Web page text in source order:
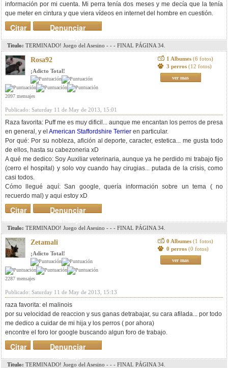
información por mi cuenta. Mi perra tenía dos meses y me decía que la tenía
que meter en cintura y que viera vídeos en internet del hombre en cuestión.
Denunciar
mensaje
Citar
Titulo: TERMINADO! Juego del Asesino - - - FINAL PÁGINA 34.
Rosa92
¡Adicto Total!
2097 mensajes
1 Albumes (6 fotos)
3 perros (12 fotos)
ver mas
Publicado: Saturday 11 de May de 2013, 15:01
Raza favorita: Puff me es muy dificil... aunque me encantan los perros de presa
en general, y el American Staffordshire Terrier en particular.
Por qué: Por su nobleza, afición al deporte, caracter, estetica... me gusta todo
de ellos, hasta su cabezoneria xD
A qué me dedico: Soy Auxiliar veterinaria, aunque ya he perdido mi trabajo fijo
(cerro el hospital) y solo voy cuando hay cirugias... putada de la crisis, como
casi todos.
Cómo llegué aquí: San google, quería información sobre un tema ( no
recuerdo mal) y aqui estoy xD
Denunciar
mensaje
Citar
Titulo: TERMINADO! Juego del Asesino - - - FINAL PÁGINA 34.
Zetamali
¡Adicto Total!
2287 mensajes
0 Albumes (1 fotos)
0 perros (0 fotos)
ver mas
Publicado: Saturday 11 de May de 2013, 15:13
raza favorita: el malinois
por su velocidad de reaccion y sus ganas detrabajar, su cara afilada... por todo
me dedico a cuidar de mi hija y los perros ( por ahora)
encontre el foro lor google buscando algun foro de trabajo.
Denunciar
mensaje
Citar
Titulo: TERMINADO! Juego del Asesino - - - FINAL PÁGINA 34.